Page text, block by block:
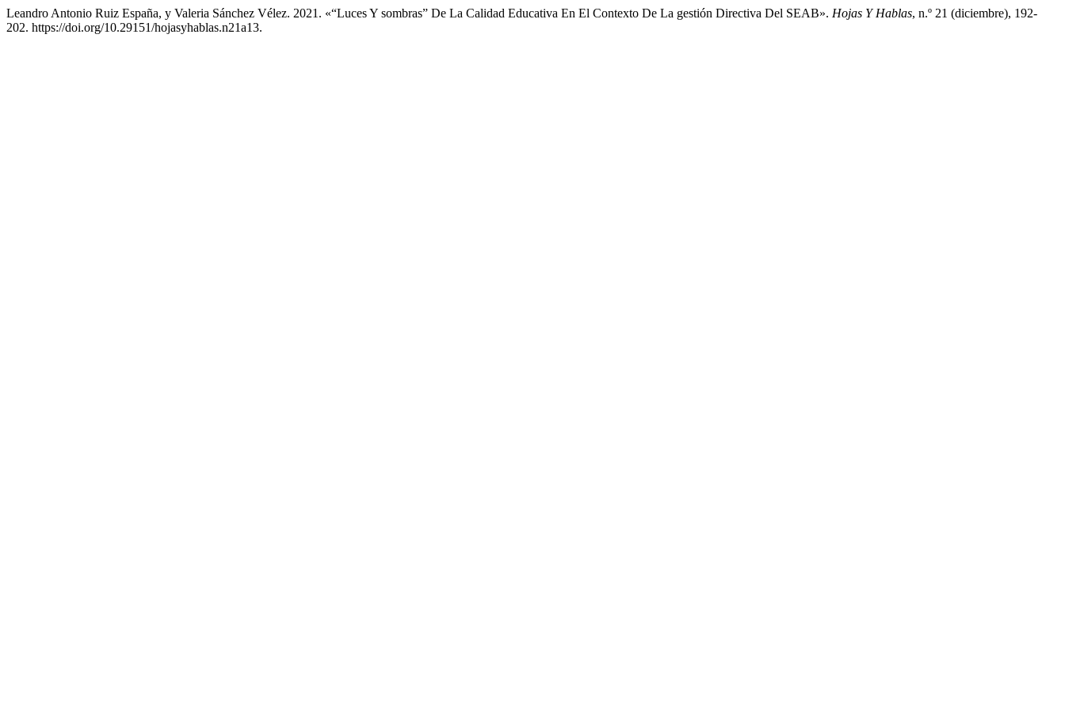
Leandro Antonio Ruiz España, y Valeria Sánchez Vélez. 2021. «“Luces Y sombras” De La Calidad Educativa En El Contexto De La gestión Directiva Del SEAB». Hojas Y Hablas, n.º 21 (diciembre), 192-
202. https://doi.org/10.29151/hojasyhablas.n21a13.